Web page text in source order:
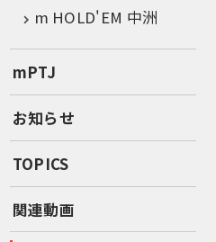
m HOLD'EM 中洲
mPTJ
お知らせ
TOPICS
関連動画